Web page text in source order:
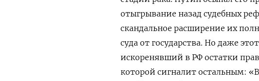
отыгрывание назад судебных
скандальное расширение их
суда от государства. Но даже
искоренявший в РФ остатки
которой сигналит остальным: